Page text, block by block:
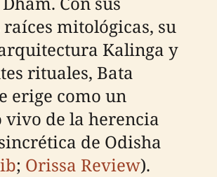
mitológicas, su
Kalinga y
rituales, Bata
erige como un
de la herencia
de Odisha
; Orissa Review).